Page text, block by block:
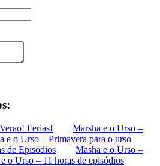
Ferias!
Marsha e o Urso –
e o Urso – Primavera para o urso
de Episódios
Masha e o Urso –
o Urso – 11 horas de episódios